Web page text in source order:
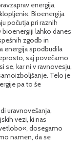
energija,
Bioenergija
počutja pri raznih
lahko danes
zgodb in
energija spodbudila
saj povečamo
se, kar ni v ravnovesju,
Telo je
pa to še
uravnovešanja,
vezi, ki nas
dosegamo
namen, da se